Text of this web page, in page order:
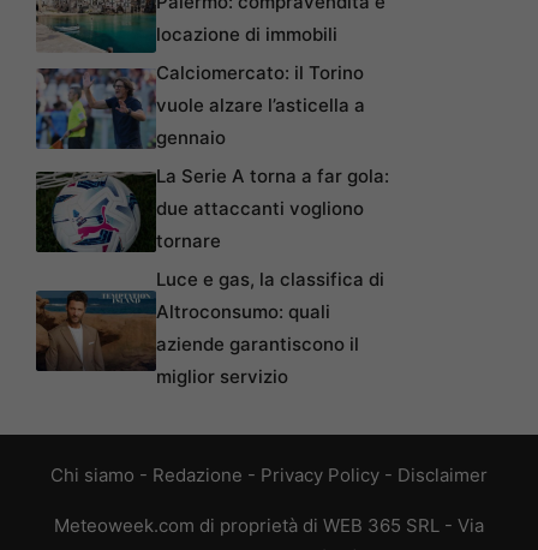
locazione di immobili
Calciomercato: il Torino
vuole alzare l’asticella a
gennaio
La Serie A torna a far gola:
due attaccanti vogliono
tornare
Luce e gas, la classifica di
Altroconsumo: quali
aziende garantiscono il
miglior servizio
Chi siamo - Redazione - Privacy Policy - Disclaimer
Meteoweek.com di proprietà di WEB 365 SRL - Via